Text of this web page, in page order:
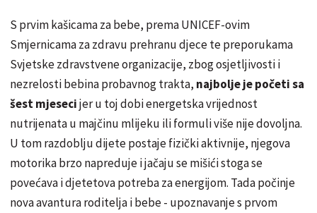
S prvim kašicama za bebe, prema UNICEF-ovim
Smjernicama za zdravu prehranu djece te preporukama
Svjetske zdravstvene organizacije, zbog osjetljivosti i
nezrelosti bebina probavnog trakta, najbolje je početi sa
šest mjesecijer u toj dobi energetska vrijednost
nutrijenata u majčinu mlijeku ili formuli više nije dovoljna.
U tom razdoblju dijete postaje fizički aktivnije, njegova
motorika brzo napreduje i jačaju se mišići stoga se
povećava i djetetova potreba za energijom. Tada počinje
nova avantura roditelja i bebe - upoznavanje s prvom